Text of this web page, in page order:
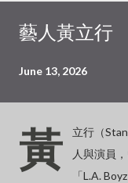
藝人黃立行
June 13, 2026
黃
立行（
人與演員
「L.A.